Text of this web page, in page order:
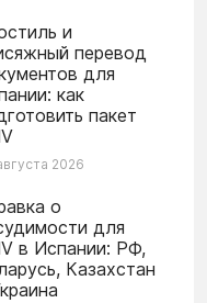
и
перевод
для
как
пакет
2026
о
для
в Испании: РФ,
Казахстан